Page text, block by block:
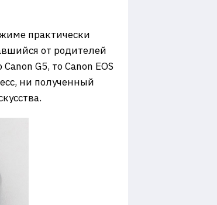
практически
от родителей
G5, то Canon EOS
ни полученный